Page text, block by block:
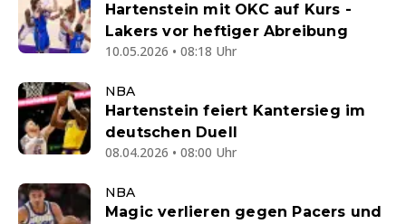
Hartenstein mit OKC auf Kurs -
Lakers vor heftiger Abreibung
10.05.2026 • 08:18 Uhr
NBA
Hartenstein feiert Kantersieg im
deutschen Duell
08.04.2026 • 08:00 Uhr
NBA
Magic verlieren gegen Pacers und